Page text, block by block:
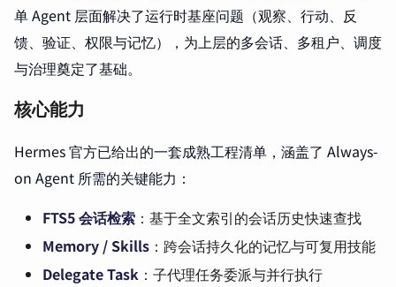
单 Agent 层面解决了运行时基座问题（观察、行动、反
馈、验证、权限与记忆），为上层的多会话、多租户、调度
与治理奠定了基础。
核心能力
Hermes 官方已给出的一套成熟工程清单，涵盖了 Always-
on Agent 所需的关键能力：
FTS5 会话检索 ：基于全文索引的会话历史快速查找
Memory / Skills ：跨会话持久化的记忆与可复用技能
Delegate Task ：子代理任务委派与并行执行